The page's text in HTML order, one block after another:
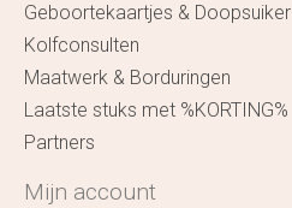
Geboortekaartjes & Doopsuiker
Kolfconsulten
Maatwerk & Borduringen
Laatste stuks met %KORTING%
Partners
Mijn account